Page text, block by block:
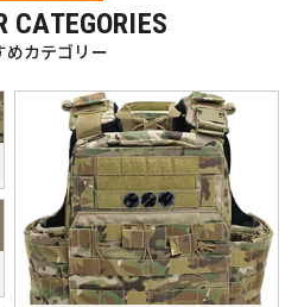
CATEGORIES
めカテゴリー